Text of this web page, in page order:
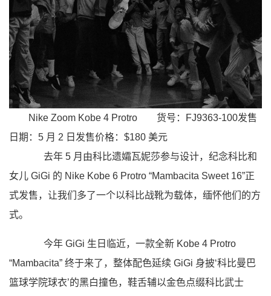
Nike Zoom Kobe 4 Protro 货号：FJ9363-100发售
日期：5 月 2 日 发售价格：$180 美元
去年 5 月由科比遗孀瓦妮莎参与设计，纪念科比和
女儿 GiGi 的 Nike Kobe 6 Protro “Mambacita Sweet 16”正
式发售，让我们多了一个以科比战靴为载体，缅怀他们的方
式。
今年 GiGi 生日临近，一款全新 Kobe 4 Protro
“Mambacita” 终于来了，整体配色延续 GiGi 身披‘科比曼巴
篮球学院球衣’的黑白撞色，鞋舌辅以金色点缀科比武士